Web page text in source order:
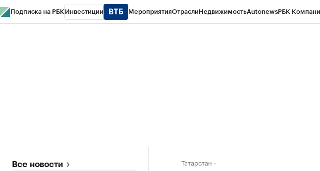
Подписка на РБК Инвестиции МероприятияОтраслиНедвижимостьAutonewsРБК
Все новости Татарстан